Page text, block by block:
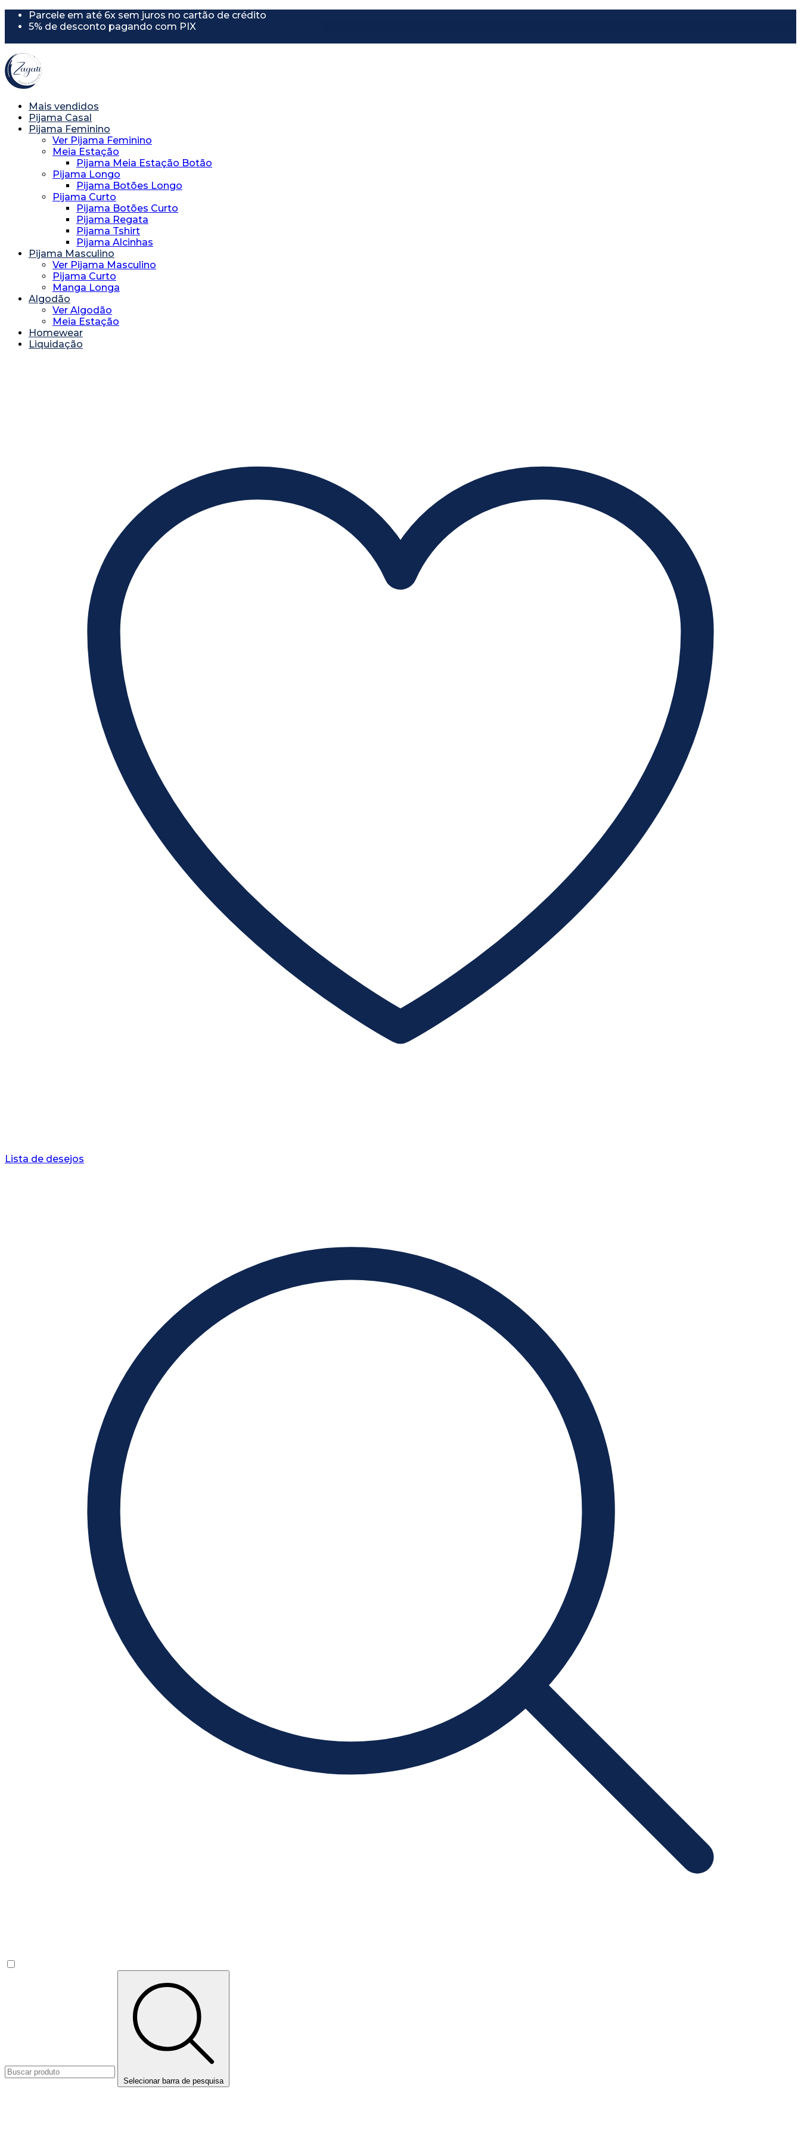
Parcele em até 6x sem juros no cartão de crédito
5% de desconto pagando com PIX
Mais vendidos
Pijama Casal
Pijama Feminino
Ver Pijama Feminino
Meia Estação
Pijama Meia Estação Botão
Pijama Longo
Pijama Botões Longo
Pijama Curto
Pijama Botões Curto
Pijama Regata
Pijama Tshirt
Pijama Alcinhas
Pijama Masculino
Ver Pijama Masculino
Pijama Curto
Manga Longa
Algodão
Ver Algodão
Meia Estação
Homewear
Liquidação
Lista de desejos
Selecionar barra de pesquisa